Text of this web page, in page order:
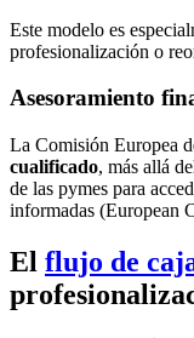
Este modelo es
profesionalización o
Asesoramiento
La Comisión Europea
cualificado, más allá
de las pymes para
informadas (European
El flujo de